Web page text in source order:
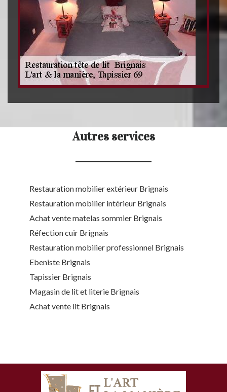
Autres services
Restauration mobilier extérieur Brignais
Restauration mobilier intérieur Brignais
Achat vente matelas sommier Brignais
Réfection cuir Brignais
Restauration mobilier professionnel Brignais
Ebeniste Brignais
Tapissier Brignais
Magasin de lit et literie Brignais
Achat vente lit Brignais